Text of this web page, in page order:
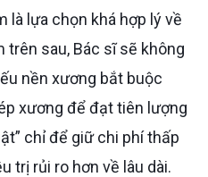
là lựa chọn khá hợp lý về
trên sau, Bác sĩ sẽ không
nền xương bắt buộc
xương để đạt tiên lượng
chỉ để giữ chi phí thấp
trị rủi ro hơn về lâu dài.